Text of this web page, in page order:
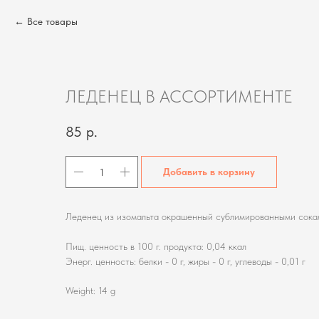
Все товары
ЛЕДЕНЕЦ В АССОРТИМЕНТЕ
85 р.
Добавить в корзину
Леденец из изомальта окрашенный сублимированными
Пищ. ценность в 100 г. продукта: 0,04 ккал
Энерг. ценность: белки - 0 г, жиры - 0 г, углеводы - 0,01 г
Weight: 14 g